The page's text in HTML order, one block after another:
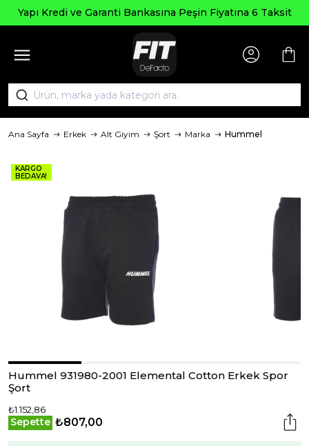
Yapı Kredi ve Garanti Bankasına Peşin Fiyatına 6 Taksit
Ana Sayfa Erkek Alt Giyim Şort Marka Hummel
KARGO
BEDAVA!
Hummel 931980-2001 Elemental Cotton Erkek Spor
Şort
₺1.152,86
Sepette ₺807,00